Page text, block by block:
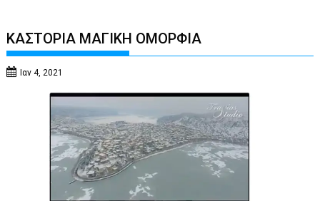
ΚΑΣΤΟΡΙΑ ΜΑΓΙΚΗ ΟΜΟΡΦΙΑ
Ιαν 4, 2021